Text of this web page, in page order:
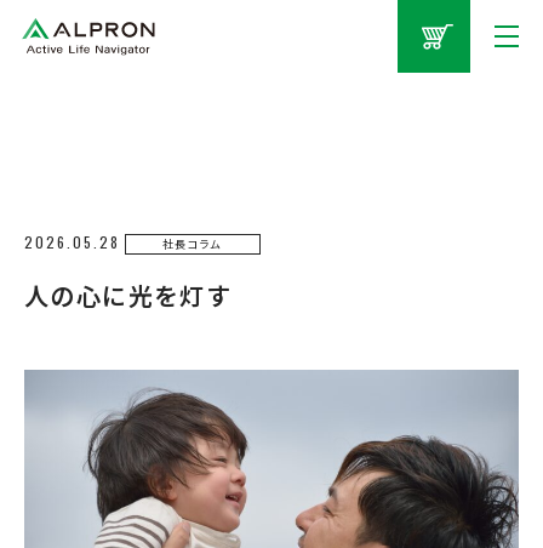
2026.05.28 社長コラム
人の心に光を灯す